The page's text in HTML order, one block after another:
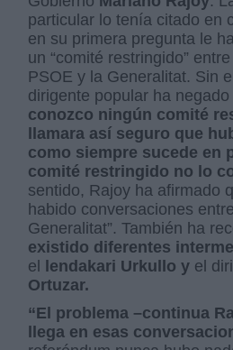
particular lo tenía citado en
en su primera pregunta le
un “comité restringido”
PSOE y la Generalitat. Sin
dirigente popular ha
conozco ningún comité
llamara así seguro que
como siempre sucede en
comité restringido no lo
sentido, Rajoy ha afirmado
habido conversaciones
Generalitat”. También ha
existido diferentes
el lendakari Urkullo y el
Ortuzar.
“El problema –continua
llega en esas